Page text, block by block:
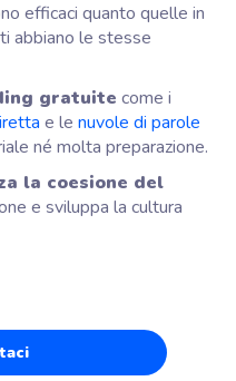
efficaci quanto quelle in
abbiano le stesse
gratuite come i
e le nuvole di parole
né molta preparazione.
la coesione del
e sviluppa la cultura